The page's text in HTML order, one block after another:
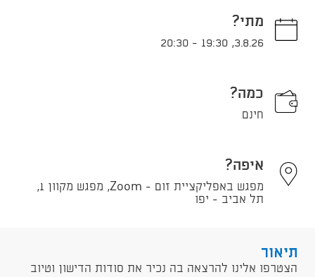
מתי?
3.8.26
,
19:30
-
20:30
כמה?
חינם
איפה?
מפגש באפליקציית זום - Zoom, מפגש מקוון 1,
תל אביב - יפו
תיאור
הצטרפו אלינו להרצאה בה נכיר את סודות הדישון וטיוב